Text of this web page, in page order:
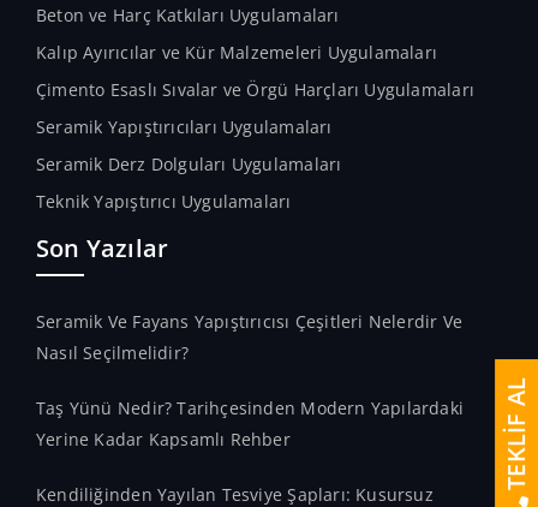
Beton ve Harç Katkıları Uygulamaları
Kalıp Ayırıcılar ve Kür Malzemeleri Uygulamaları
Çimento Esaslı Sıvalar ve Örgü Harçları Uygulamaları
Seramik Yapıştırıcıları Uygulamaları
Seramik Derz Dolguları Uygulamaları
Teknik Yapıştırıcı Uygulamaları
Son Yazılar
Seramik Ve Fayans Yapıştırıcısı Çeşitleri Nelerdir Ve
Nasıl Seçilmelidir?
Taş Yünü Nedir? Tarihçesinden Modern Yapılardaki
Yerine Kadar Kapsamlı Rehber
Kendiliğinden Yayılan Tesviye Şapları: Kusursuz
TEKLİF AL